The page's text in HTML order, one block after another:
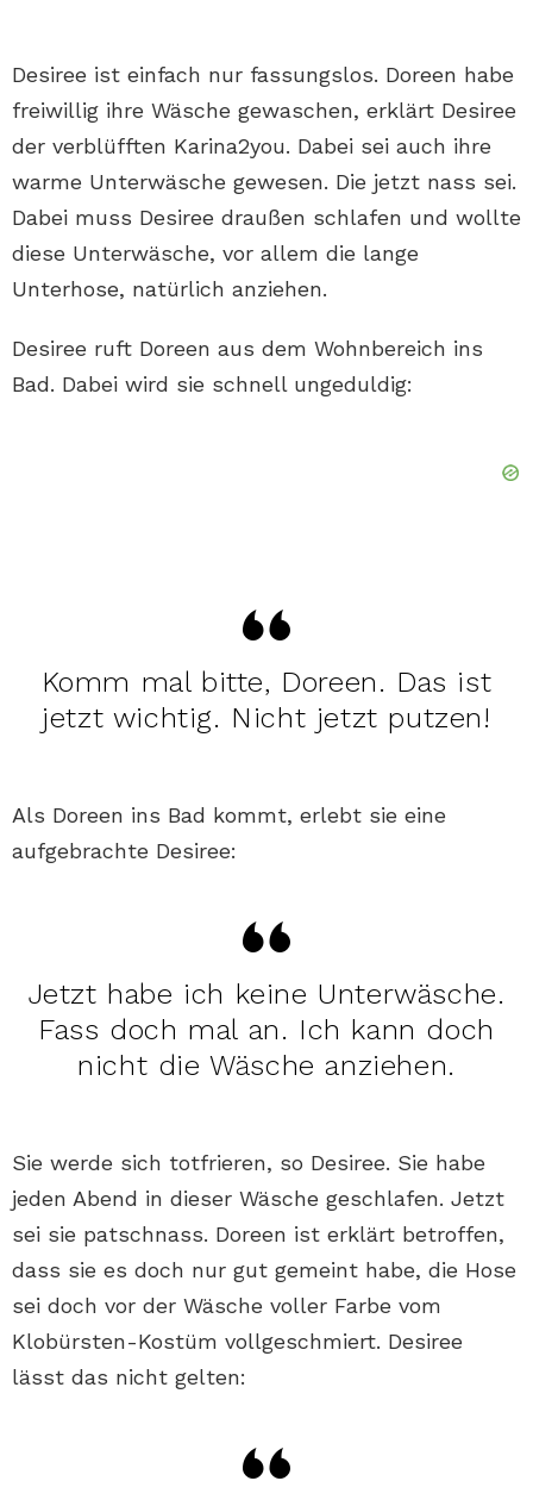
Desiree ist einfach nur fassungslos. Doreen habe
freiwillig ihre Wäsche gewaschen, erklärt Desiree
der verblüfften Karina2you. Dabei sei auch ihre
warme Unterwäsche gewesen. Die jetzt nass sei.
Dabei muss Desiree draußen schlafen und wollte
diese Unterwäsche, vor allem die lange
Unterhose, natürlich anziehen.
Desiree ruft Doreen aus dem Wohnbereich ins
Bad. Dabei wird sie schnell ungeduldig:
Komm mal bitte, Doreen. Das ist
jetzt wichtig. Nicht jetzt putzen!
Als Doreen ins Bad kommt, erlebt sie eine
aufgebrachte Desiree:
Jetzt habe ich keine Unterwäsche.
Fass doch mal an. Ich kann doch
nicht die Wäsche anziehen.
Sie werde sich totfrieren, so Desiree. Sie habe
jeden Abend in dieser Wäsche geschlafen. Jetzt
sei sie patschnass. Doreen ist erklärt betroffen,
dass sie es doch nur gut gemeint habe, die Hose
sei doch vor der Wäsche voller Farbe vom
Klobürsten-Kostüm vollgeschmiert. Desiree
lässt das nicht gelten: